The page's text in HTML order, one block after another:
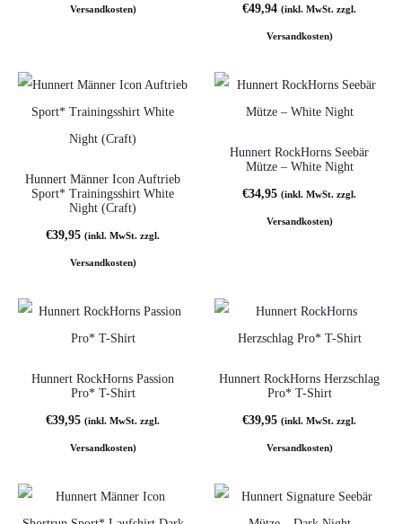
Versandkosten)
€49,94 (inkl. MwSt. zzgl.
Versandkosten)
Hunnert Männer Icon Auftrieb
Sport* Trainingsshirt White
Night (Craft)
€39,95 (inkl. MwSt. zzgl.
Versandkosten)
Hunnert RockHorns Seebär
Mütze – White Night
€34,95 (inkl. MwSt. zzgl.
Versandkosten)
Hunnert RockHorns Passion
Pro* T-Shirt
€39,95 (inkl. MwSt. zzgl.
Versandkosten)
Hunnert RockHorns Herzschlag
Pro* T-Shirt
€39,95 (inkl. MwSt. zzgl.
Versandkosten)